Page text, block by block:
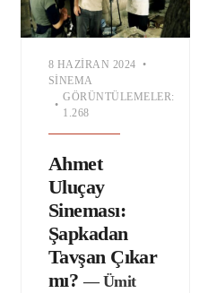
8 HAZIRAN 2024 •
SINEMA
•
GÖRÜNTÜLEMELER:
1.268
Ahmet
Uluçay
Sineması:
Şapkadan
Tavşan Çıkar
mı? — Ümit